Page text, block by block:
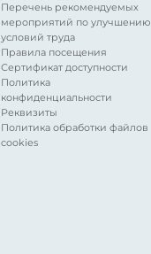
Перечень рекомендуемых
мероприятий по улучшению
условий труда
Правила посещения
Сертификат доступности
Политика
конфиденциальности
Реквизиты
Политика обработки файлов
cookies